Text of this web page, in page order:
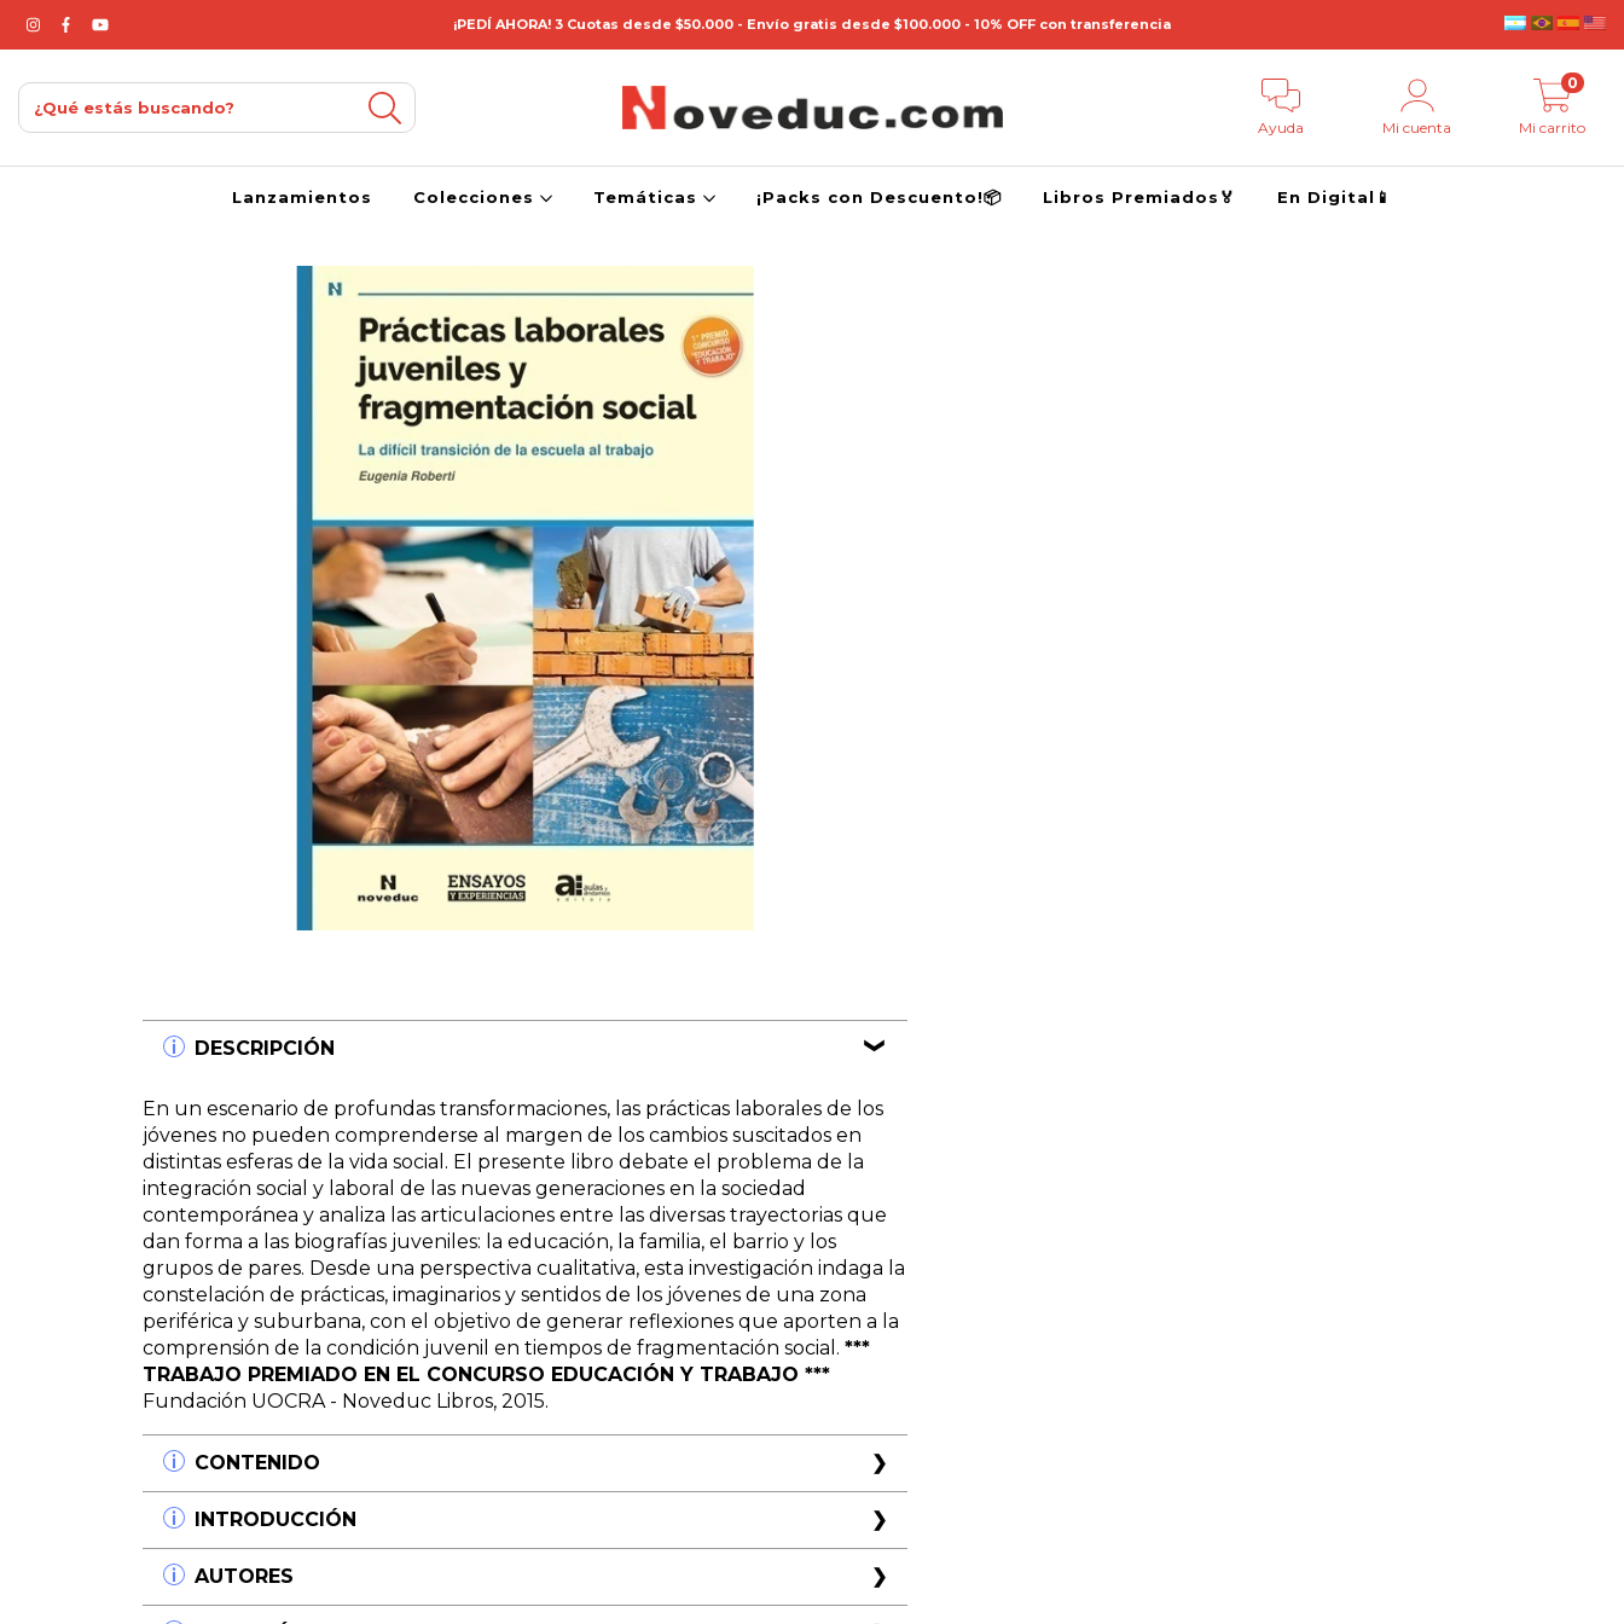
¡PEDÍ AHORA! 3 Cuotas desde $50.000 - Envío gratis desde $100.000 - 10% OFF con transferencia
Ayuda Mi cuenta Mi carrito
0
Lanzamientos Colecciones Temáticas ¡Packs con Descuento!📦 Libros Premiados🏅 En Digital📱
DESCRIPCIÓN
En un escenario de profundas transformaciones, las prácticas laborales de los
jóvenes no pueden comprenderse al margen de los cambios suscitados en
distintas esferas de la vida social. El presente libro debate el problema de la
integración social y laboral de las nuevas generaciones en la sociedad
contemporánea y analiza las articulaciones entre las diversas trayectorias que
dan forma a las biografías juveniles: la educación, la familia, el barrio y los
grupos de pares. Desde una perspectiva cualitativa, esta investigación indaga la
constelación de prácticas, imaginarios y sentidos de los jóvenes de una zona
periférica y suburbana, con el objetivo de generar reflexiones que aporten a la
comprensión de la condición juvenil en tiempos de fragmentación social. ***
TRABAJO PREMIADO EN EL CONCURSO EDUCACIÓN Y TRABAJO ***
Fundación UOCRA - Noveduc Libros, 2015.
CONTENIDO
Capítulo I.
La construcción de la problemática: aproximaciones teórico-
metodológicas
Integrando tradiciones: la perspectiva culturalista y la sociología de la transición
en los estudios sobre juventudes El abordaje metodológico: un recorrido por
INTRODUCCIÓN
El presente libro es el resultado de la intersección de un conjunto de
problemáticas que ponen en diálogo diversas áreas de la investigación
social: la sociología de la juventud, la sociología del trabajo y los
AUTORES
Eugenia Roberti